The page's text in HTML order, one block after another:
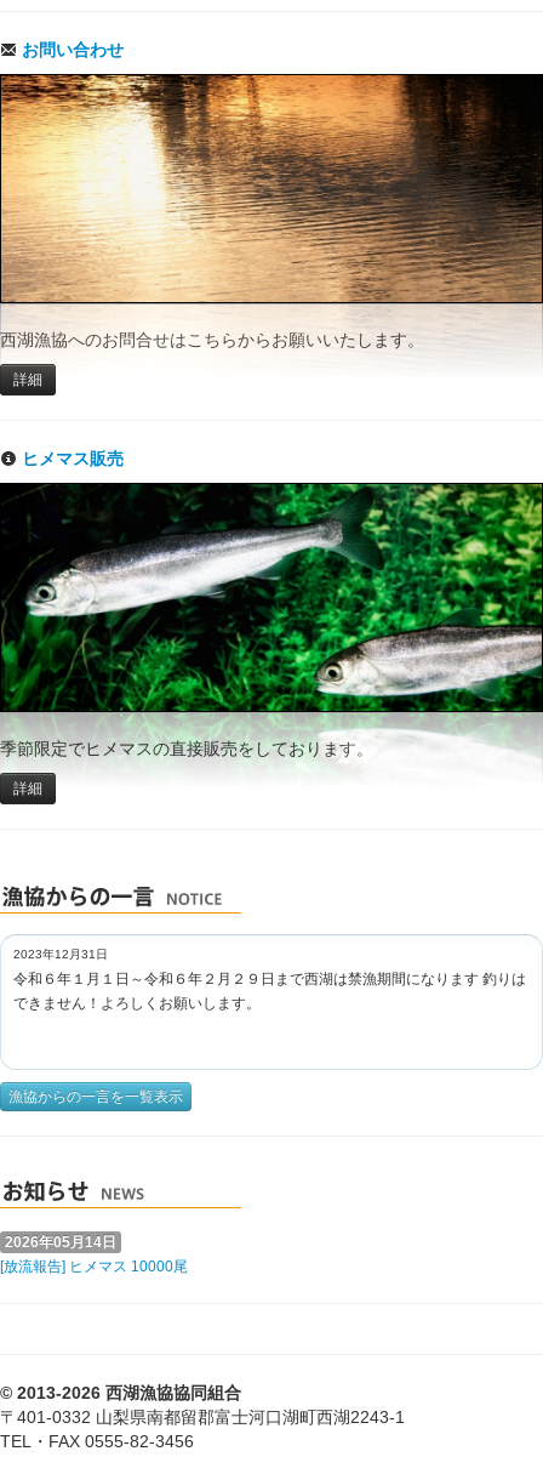
お問い合わせ
西湖漁協へのお問合せはこちらからお願いいたします。
詳細
ヒメマス販売
季節限定でヒメマスの直接販売をしております。
詳細
2023年12月31日
令和６年１月１日～令和６年２月２９日まで西湖は禁漁期間になります 釣りは
できません！よろしくお願いします。
漁協からの一言を一覧表示
2026年05月14日
[放流報告] ヒメマス 10000尾
© 2013-2026 西湖漁協協同組合
〒401-0332 山梨県南都留郡富士河口湖町西湖2243-1
TEL・FAX 0555-82-3456